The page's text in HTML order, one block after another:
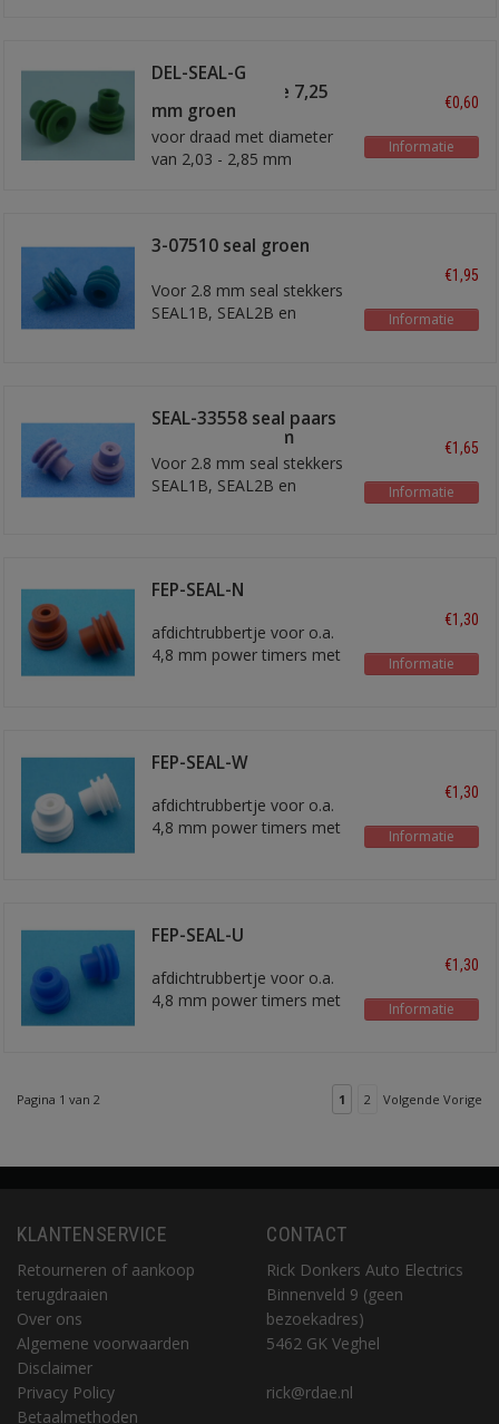
DEL-SEAL-G
afdichtrubbertje 7,25
mm groen
voor draad met diameter
van 2,03 - 2,85 mm
€0,60
Informatie
3-07510 seal groen
Voor 2.8 mm seal stekkers
SEAL1B, SEAL2B en
€1,95
Informatie
SEAL-33558 seal paars
ongeveer 7,4 mm
Voor 2.8 mm seal stekkers
SEAL1B, SEAL2B en
€1,65
Informatie
FEP-SEAL-N
afdichtrubbertje voor o.a.
4,8 mm power timers met
€1,30
Informatie
FEP-SEAL-W
afdichtrubbertje voor o.a.
4,8 mm power timers met
€1,30
Informatie
FEP-SEAL-U
afdichtrubbertje voor o.a.
4,8 mm power timers met
€1,30
Informatie
Pagina 1 van 2 1 2 Volgende Vorige
KLANTENSERVICE
Retourneren of aankoop
terugdraaien
Over ons
Algemene voorwaarden
Disclaimer
Privacy Policy
Betaalmethoden
CONTACT
Rick Donkers Auto Electrics
Binnenveld 9 (geen
bezoekadres)
5462 GK Veghel
rick@rdae.nl